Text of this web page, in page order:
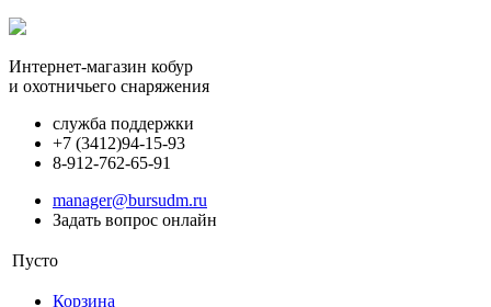
Интернет-магазин кобур
и охотничьего снаряжения
служба поддержки
+7 (3412)94-15-93
8-912-762-65-91
manager@bursudm.ru
Задать вопрос онлайн
Пусто
Корзина